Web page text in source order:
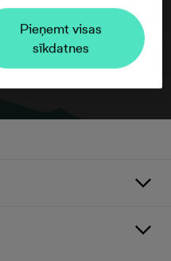
Pieņemt visas
sīkdatnes